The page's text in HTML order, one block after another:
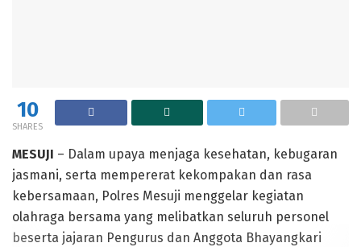
10
SHARES
MESUJI – Dalam upaya menjaga kesehatan, kebugaran
jasmani, serta mempererat kekompakan dan rasa
kebersamaan, Polres Mesuji menggelar kegiatan
olahraga bersama yang melibatkan seluruh personel
beserta jajaran Pengurus dan Anggota Bhayangkari